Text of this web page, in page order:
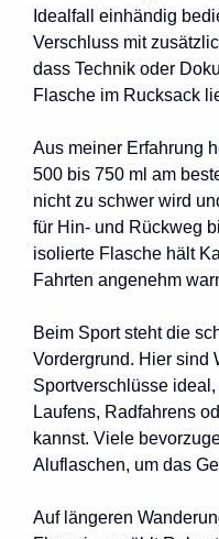
Idealfall einhändig
Verschluss mit
dass Technik oder
Flasche im Rucksack
Aus meiner Erfahrung
500 bis 750 ml am
nicht zu schwer wird
für Hin- und Rückweg
isolierte Flasche hält
Fahrten angenehm
Beim Sport steht die
Vordergrund. Hier sind
Sportverschlüsse
Laufens, Radfahrens
kannst. Viele
Aluflaschen, um das
Auf längeren